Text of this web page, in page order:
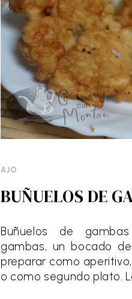
AJO
BUÑUELOS DE
Buñuelos de
gambas, un bocado
preparar como
o como segundo plato.